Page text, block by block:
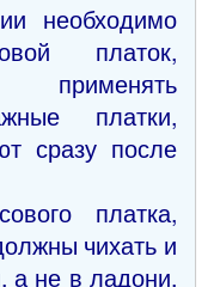
необходимо
платок,
применять
платки,
сразу после
платка,
чихать и
а не в ладони,